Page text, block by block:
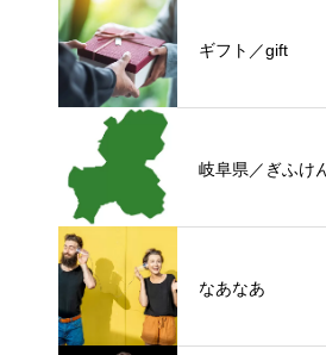
ギフト／gift
岐阜県／ぎふけん
なあなあ